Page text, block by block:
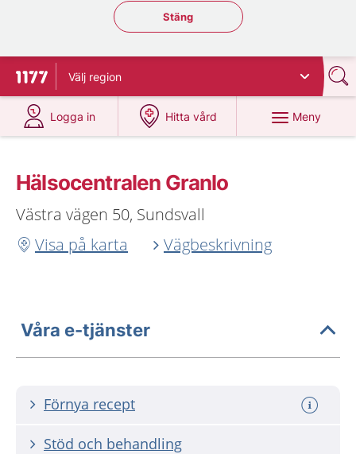
Stäng regionsväljaren
Stäng
Till startsidan för 1177
Välj region
Logga in
på 1177.se
Hitta vård
på 1177.se
Meny
Hälsocentralen Granlo
Västra vägen 50, Sundsvall
Visa på karta
Vägbeskrivning
Våra e-tjänster
Förnya recept
Stöd och behandling